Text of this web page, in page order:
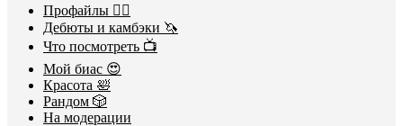
Профайлы 🕵️‍♀️
Дебюты и камбэки 🦄
Что посмотреть 📺
Мой биас 😍
Красота 🛀
Рандом 🎲
На модерации